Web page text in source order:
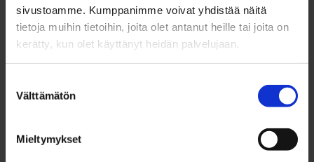
sivustoamme. Kumppanimme voivat yhdistää näitä
tietoja muihin tietoihin, joita olet antanut heille tai joita on
kerätty, kun olet käyttänyt heidän palvelujaan.
valinta
Välttämätön
Mieltymykset
Monilla vanhemmilla mökkitonteilla vesi saattaa tulla
sisälle joko järvestä tai pihassa olevasta kaivosta. Vaikka
kaivovesi yleisesti onkin juotavaa, tulee veden laatu
tarkistaa. Kannattaa myös huomioida, riittääkö kaivossa